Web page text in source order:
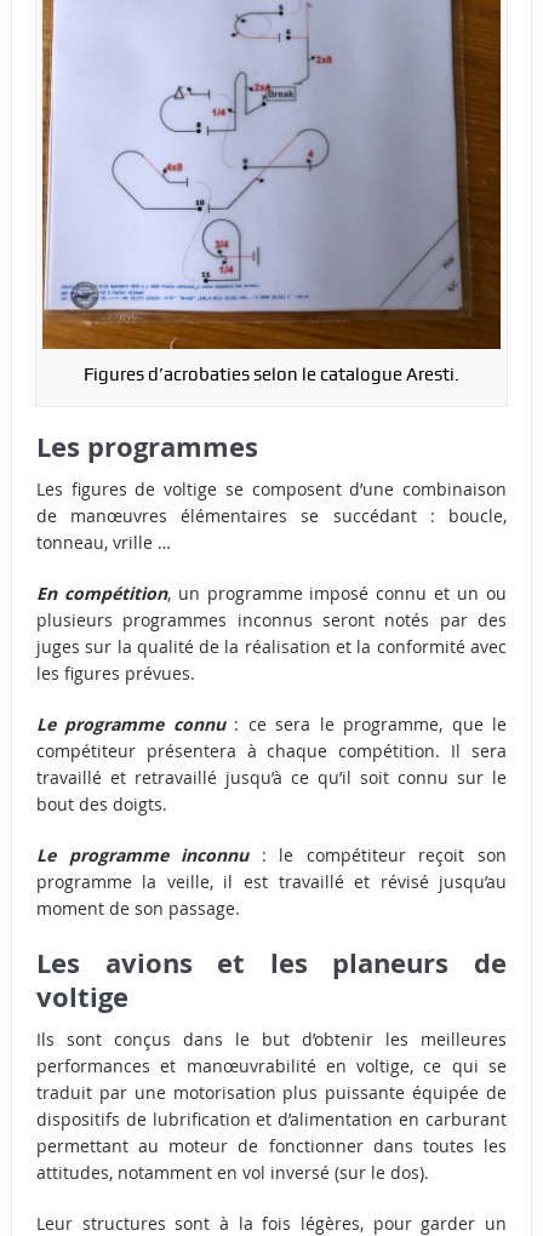
Figures d’acrobaties selon le catalogue Aresti.
Les programmes
Les figures de voltige se composent d’une combinaison
de manœuvres élémentaires se succédant : boucle,
tonneau, vrille …
En compétition, un programme imposé connu et un ou
plusieurs programmes inconnus seront notés par des
juges sur la qualité de la réalisation et la conformité avec
les figures prévues.
Le programme connu: ce sera le programme, que le
compétiteur présentera à chaque compétition. Il sera
travaillé et retravaillé jusqu’à ce qu’il soit connu sur le
bout des doigts.
Le programme inconnu
: le compétiteur reçoit son
programme la veille, il est travaillé et révisé jusqu’au
moment de son passage.
Les avions et les planeurs de
voltige
Ils sont conçus dans le but d’obtenir les meilleures
performances et manœuvrabilité en voltige, ce qui se
traduit par une motorisation plus puissante équipée de
dispositifs de lubrification et d’alimentation en carburant
permettant au moteur de fonctionner dans toutes les
attitudes, notamment en vol inversé (sur le dos).
Leur structures sont à la fois légères, pour garder un